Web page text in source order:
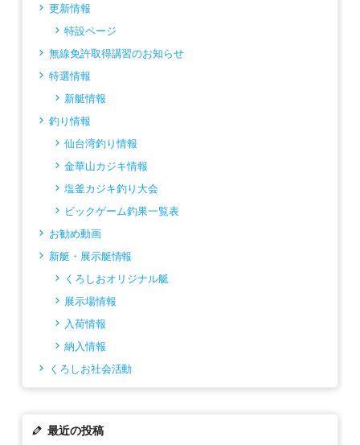
更新情報
特設ページ
無線免許取得講習のお知らせ
特選情報
新艇情報
釣り情報
仙台湾釣り情報
金華山カジキ情報
塩釜カジキ釣り大会
ビックゲーム釣果一覧表
お勧め動画
新艇・展示艇情報
くろしおオリジナル艇
展示場情報
入荷情報
納入情報
くろしお社会活動
最近の投稿